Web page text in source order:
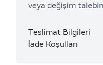
veya değişim
Teslimat Bilgileri
İade Koşulları